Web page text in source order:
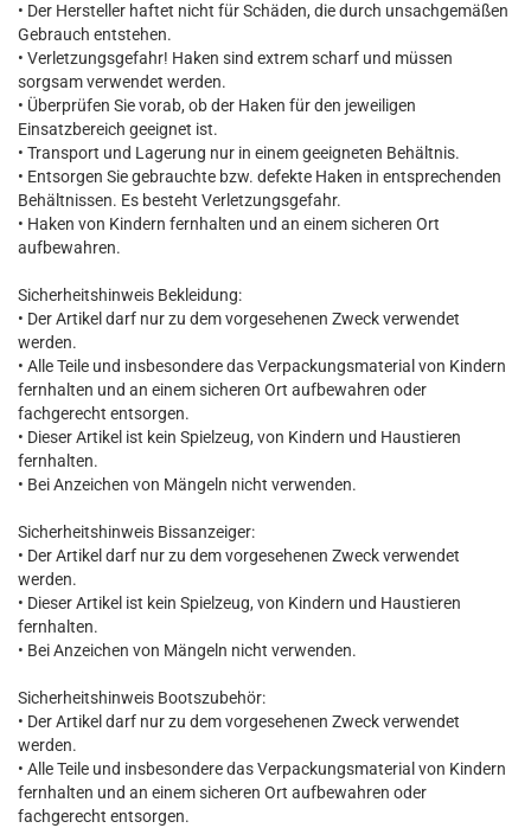
• Der Hersteller haftet nicht für Schäden, die durch unsachgemäßen
Gebrauch entstehen.
• Verletzungsgefahr! Haken sind extrem scharf und müssen
sorgsam verwendet werden.
• Überprüfen Sie vorab, ob der Haken für den jeweiligen
Einsatzbereich geeignet ist.
• Transport und Lagerung nur in einem geeigneten Behältnis.
• Entsorgen Sie gebrauchte bzw. defekte Haken in entsprechenden
Behältnissen. Es besteht Verletzungsgefahr.
• Haken von Kindern fernhalten und an einem sicheren Ort
aufbewahren.
Sicherheitshinweis Bekleidung:
• Der Artikel darf nur zu dem vorgesehenen Zweck verwendet
werden.
• Alle Teile und insbesondere das Verpackungsmaterial von Kindern
fernhalten und an einem sicheren Ort aufbewahren oder
fachgerecht entsorgen.
• Dieser Artikel ist kein Spielzeug, von Kindern und Haustieren
fernhalten.
• Bei Anzeichen von Mängeln nicht verwenden.
Sicherheitshinweis Bissanzeiger:
• Der Artikel darf nur zu dem vorgesehenen Zweck verwendet
werden.
• Dieser Artikel ist kein Spielzeug, von Kindern und Haustieren
fernhalten.
• Bei Anzeichen von Mängeln nicht verwenden.
Sicherheitshinweis Bootszubehör:
• Der Artikel darf nur zu dem vorgesehenen Zweck verwendet
werden.
• Alle Teile und insbesondere das Verpackungsmaterial von Kindern
fernhalten und an einem sicheren Ort aufbewahren oder
fachgerecht entsorgen.